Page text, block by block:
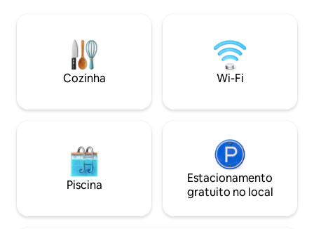
Passe de semana para acesso. Paragens
de autocarro gratuitas em frente à casa
e leva-o à praia, supermercado, estação
ferroviária, hotel. Ficar aqui é uma
praias de
caminhada da
Torreblanca.
a conveniência na
Cozinha Wi-Fi
Piscina
Estacionamento
gratuito no local